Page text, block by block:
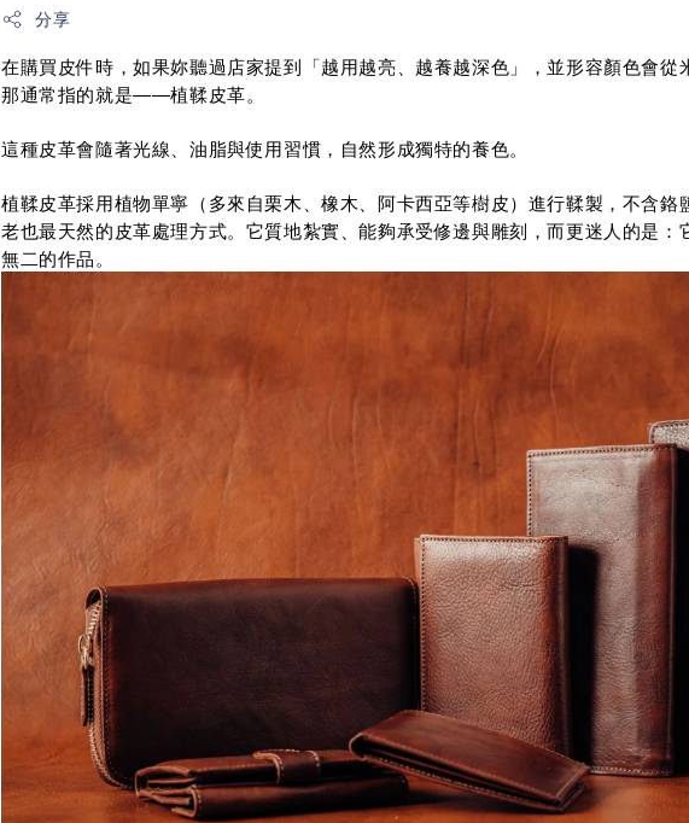
分享
在購買皮件時，如果妳聽過店家提到「越用越亮、越養越深色」，並形容顏色會從
那通常指的就是——植鞣皮革。
這種皮革會隨著光線、油脂與使用習慣，自然形成獨特的養色。
植鞣皮革採用植物單寧（多來自栗木、橡木、阿卡西亞等樹皮）進行鞣製，不含鉻
老也最天然的皮革處理方式。它質地紮實、能夠承受修邊與雕刻，而更迷人的是：
無二的作品。